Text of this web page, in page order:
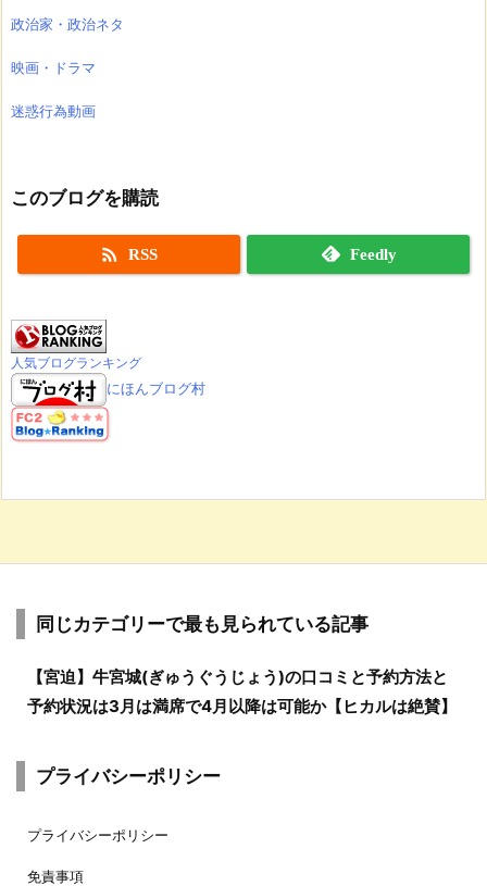
政治家・政治ネタ
映画・ドラマ
迷惑行為動画
このブログを購読
 RSS Feedly
人気ブログランキング
にほんブログ村
同じカテゴリーで最も見られている記事
【宮迫】牛宮城(ぎゅうぐうじょう)の口コミと予約方法と
予約状況は3月は満席で4月以降は可能か【ヒカルは絶賛】
プライバシーポリシー
プライバシーポリシー
免責事項